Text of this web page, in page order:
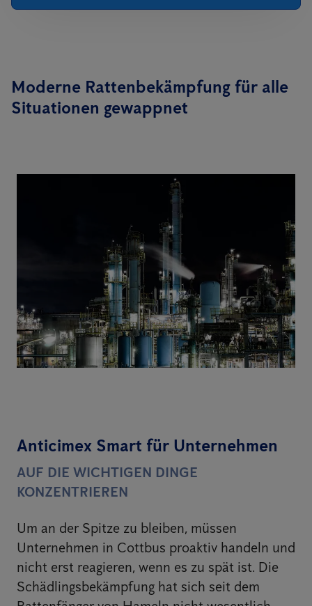
Moderne Rattenbekämpfung für alle
Situationen gewappnet
Anticimex Smart für Unternehmen
AUF DIE WICHTIGEN DINGE
KONZENTRIEREN
Um an der Spitze zu bleiben, müssen
Unternehmen in Cottbus proaktiv handeln und
nicht erst reagieren, wenn es zu spät ist. Die
Schädlingsbekämpfung hat sich seit dem